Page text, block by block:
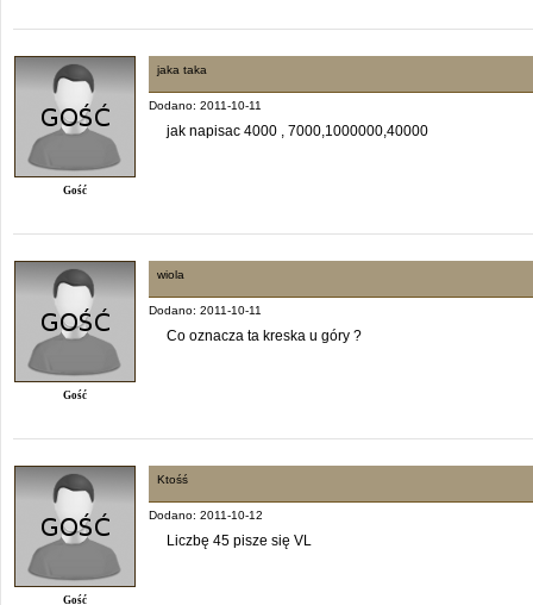
Gość
jaka taka
Dodano: 2011-10-11
jak napisac 4000 , 7000,1000000,40000
Gość
wiola
Dodano: 2011-10-11
Co oznacza ta kreska u góry ?
Gość
Ktośś
Dodano: 2011-10-12
Liczbę 45 pisze się VL